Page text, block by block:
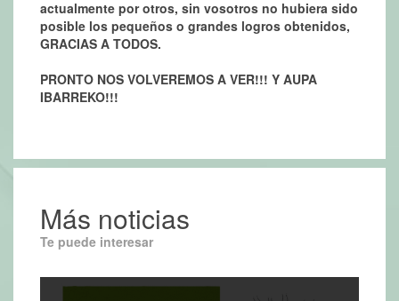
actualmente por otros, sin vosotros no hubiera sido
posible los pequeños o grandes logros obtenidos,
GRACIAS A TODOS.
PRONTO NOS VOLVEREMOS A VER!!! Y AUPA
IBARREKO!!!
Más noticias
Te puede interesar